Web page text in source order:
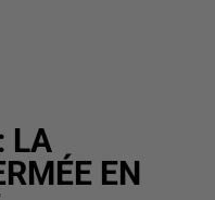
LA
EN